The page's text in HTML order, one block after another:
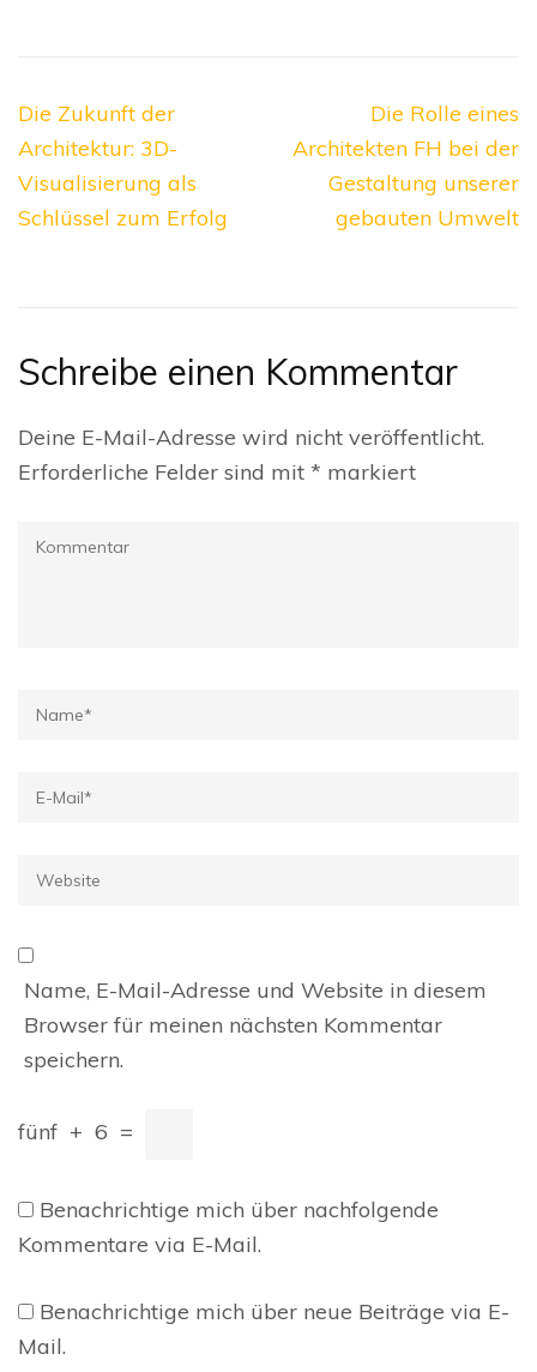
Beitragsnavigation
Die Zukunft der
Architektur: 3D-
Visualisierung als
Schlüssel zum Erfolg
Die Rolle eines
Architekten FH bei der
Gestaltung unserer
gebauten Umwelt
Schreibe einen Kommentar
Deine E-Mail-Adresse wird nicht veröffentlicht.
Erforderliche Felder sind mit * markiert
Kommentar
Name*
E-
Website
Name, E-Mail-Adresse und Website in diesem
Browser für meinen nächsten Kommentar
speichern.
fünf + 6 =
Benachrichtige mich über nachfolgende
Kommentare via E-Mail.
Benachrichtige mich über neue Beiträge via E-
Mail.